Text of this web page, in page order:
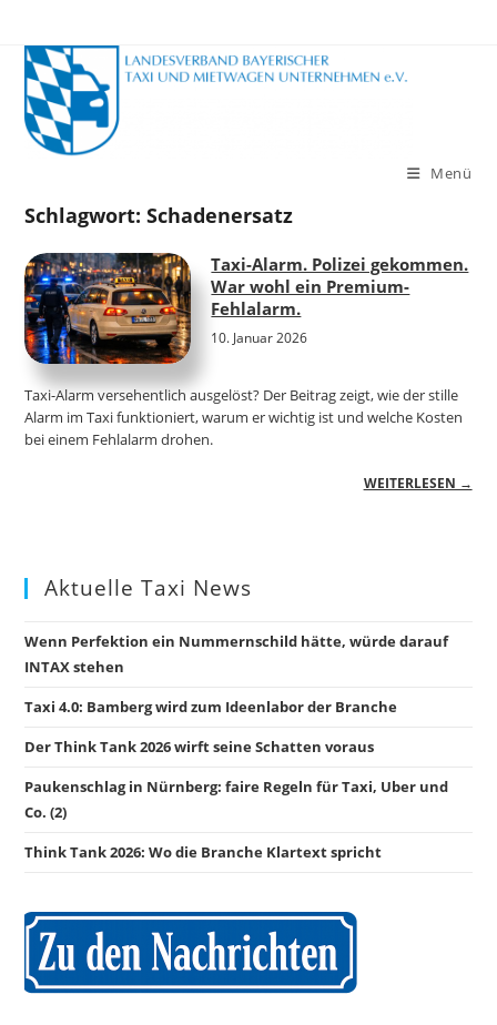
Inhalt
springen
Menü
Schlagwort:Schadenersatz
Taxi-Alarm. Polizei gekommen.
War wohl ein Premium-
Fehlalarm.
10. Januar 2026
Taxi-Alarm versehentlich ausgelöst? Der Beitrag zeigt, wie der stille
Alarm im Taxi funktioniert, warum er wichtig ist und welche Kosten
bei einem Fehlalarm drohen.
WEITERLESEN →
Aktuelle Taxi News
Wenn Perfektion ein Nummernschild hätte, würde darauf
INTAX stehen
Taxi 4.0: Bamberg wird zum Ideenlabor der Branche
Der Think Tank 2026 wirft seine Schatten voraus
Paukenschlag in Nürnberg: faire Regeln für Taxi, Uber und
Co. (2)
Think Tank 2026: Wo die Branche Klartext spricht